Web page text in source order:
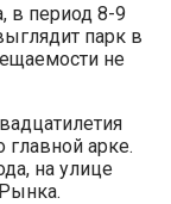
в период 8-9
парк в
не
главной арке.
на улице